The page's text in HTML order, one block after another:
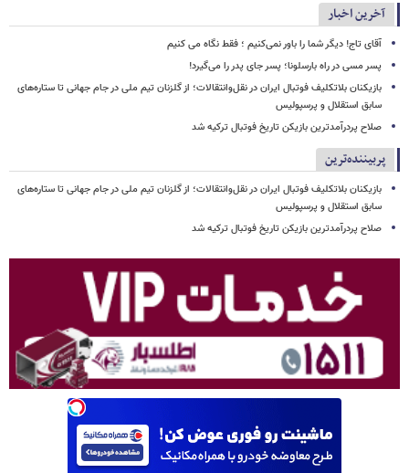
آخرین اخبار
آقای تاج! دیگر شما را باور نمی‌کنیم ؛ فقط نگاه می کنیم
پسر مسی در راه بارسلونا؛ پسر جای پدر را می‌گیرد!
بازیکنان بلاتکلیف فوتبال ایران در نقل‌وانتقالات؛ از گلزنان تیم ملی در جام جهانی تا ستاره‌های
سابق استقلال و پرسپولیس
صلاح پردرآمدترین بازیکن تاریخ فوتبال ترکیه شد
پربیننده‌ترین
بازیکنان بلاتکلیف فوتبال ایران در نقل‌وانتقالات؛ از گلزنان تیم ملی در جام جهانی تا ستاره‌های
سابق استقلال و پرسپولیس
صلاح پردرآمدترین بازیکن تاریخ فوتبال ترکیه شد